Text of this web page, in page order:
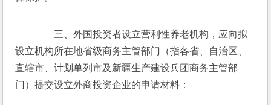
三、外国投资者设立营利性养老机构，应向拟
设立机构所在地省级商务主管部门（指各省、自治区、
直辖市、计划单列市及新疆生产建设兵团商务主管部
门）提交设立外商投资企业的申请材料：